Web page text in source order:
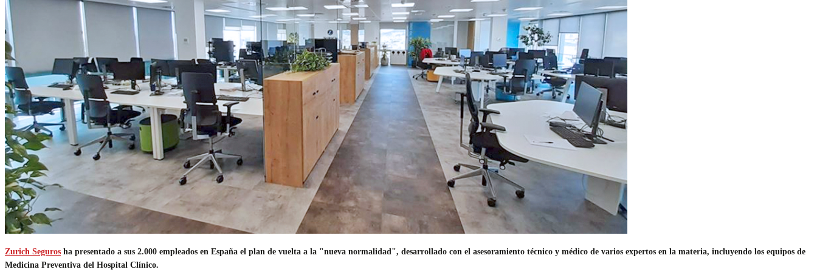
Zurich Seguros ha presentado a sus 2.000 empleados en España el plan de vuelta a la "nueva normalidad", desarrollado con el asesoramiento técnico y médico de varios expertos en la materia, incluyendo los equipos de
Medicina Preventiva del Hospital Clínico.